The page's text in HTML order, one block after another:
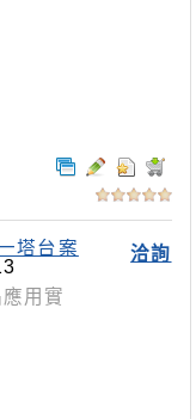
洽詢
塔台案
用實